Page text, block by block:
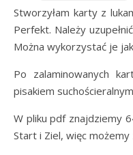
Stworzyłam karty z lukami do ćwiczenia czasu przeszłego
Perfekt. Należy
Można wykorzystać je
Po zalaminowanych
pisakiem
W pliku pdf znajdziemy
Start i Ziel, więc